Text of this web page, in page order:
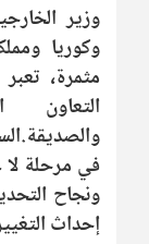
وزير
وكوريا
مثمرة،
التعاون
في مرحلة لا
ونجاح
إحداث